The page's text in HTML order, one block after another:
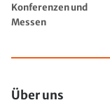
Konferenzen und
Messen
Über uns